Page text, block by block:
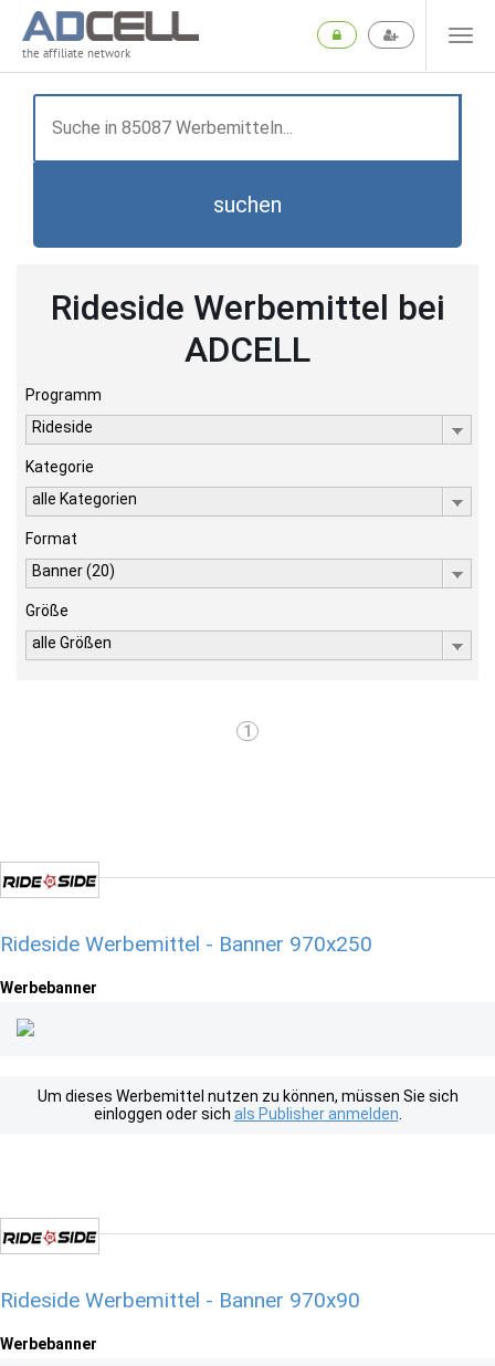
the affiliate network
suchen
Rideside Werbemittel bei
ADCELL
Programm
Rideside
Kategorie
alle Kategorien
Format
Banner (20)
Größe
alle Größen
1
Rideside Werbemittel - Banner 970x250
Werbebanner
Um dieses Werbemittel nutzen zu können, müssen Sie sich
einloggen oder sich als Publisher anmelden
Rideside Werbemittel - Banner 970x90
Werbebanner